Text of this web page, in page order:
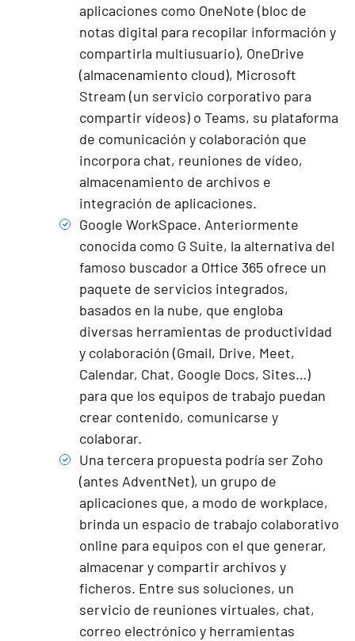
aplicaciones como OneNote (bloc de
notas digital para recopilar información y
compartirla multiusuario), OneDrive
(almacenamiento cloud), Microsoft
Stream (un servicio corporativo para
compartir vídeos) o Teams, su plataforma
de comunicación y colaboración que
incorpora chat, reuniones de vídeo,
almacenamiento de archivos e
integración de aplicaciones.
Google WorkSpace. Anteriormente
conocida como G Suite, la alternativa del
famoso buscador a Office 365 ofrece un
paquete de servicios integrados,
basados en la nube, que engloba
diversas herramientas de productividad
y colaboración (Gmail, Drive, Meet,
Calendar, Chat, Google Docs, Sites…)
para que los equipos de trabajo puedan
crear contenido, comunicarse y
colaborar.
Una tercera propuesta podría serZoho
(antes AdventNet), un grupo de
aplicaciones que, a modo de workplace,
brinda un espacio de trabajo colaborativo
online para equipos con el que generar,
almacenar y compartir archivos y
ficheros. Entre sus soluciones, un
servicio de reuniones virtuales, chat,
correo electrónico y herramientas